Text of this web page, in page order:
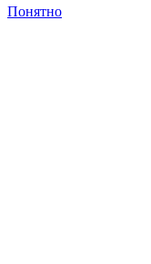
Понятно